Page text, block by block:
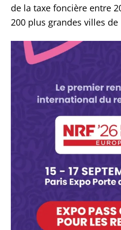
de la taxe foncière entre
200 plus grandes villes de